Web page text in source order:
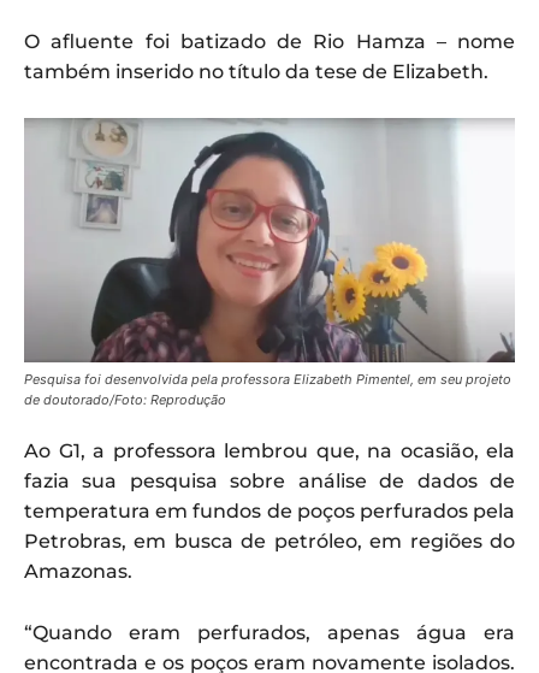
O afluente foi batizado de Rio Hamza – nome
também inserido no título da tese de Elizabeth.
Pesquisa foi desenvolvida pela professora Elizabeth Pimentel, em seu projeto
de doutorado/Foto: Reprodução
Ao G1, a professora lembrou que, na ocasião, ela
fazia sua pesquisa sobre análise de dados de
temperatura em fundos de poços perfurados pela
Petrobras, em busca de petróleo, em regiões do
Amazonas.
“Quando eram perfurados, apenas água era
encontrada e os poços eram novamente isolados.